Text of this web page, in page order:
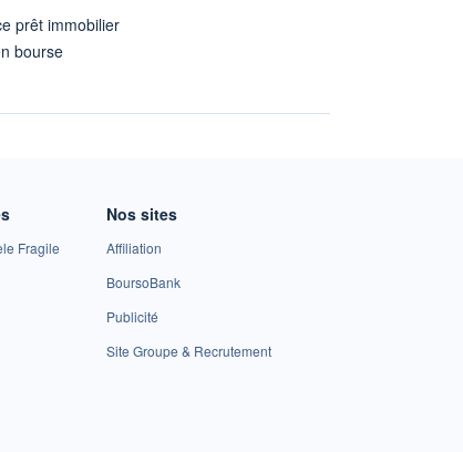
prêt immobilier
bourse
Fragile
Nos sites
Affiliation
BoursoBank
Publicité
Site Groupe & Recrutement